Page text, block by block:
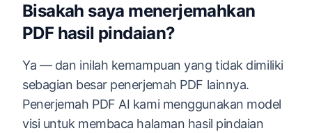
Bisakah saya menerjemahkan
PDF hasil pindaian?
Ya — dan inilah kemampuan yang tidak dimiliki
sebagian besar penerjemah PDF lainnya.
Penerjemah PDF AI kami menggunakan model
visi untuk membaca halaman hasil pindaian